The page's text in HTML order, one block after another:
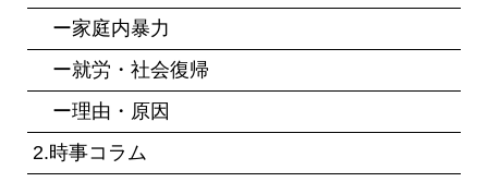
ー家庭内暴力
ー就労・社会復帰
ー理由・原因
2.時事コラム